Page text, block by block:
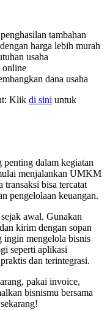
tambahan
harga lebih murah
usaha
online
dana usaha
Klik di sini untuk
penting dalam kegiatan
menjalankan UMKM
transaksi bisa tercatat
pengelolaan keuangan.
awal. Gunakan
kirim dengan sopan
ingin mengelola bisnis
seperti aplikasi
dan terintegrasi.
pakai invoice,
bisnismu bersama
sekarang!